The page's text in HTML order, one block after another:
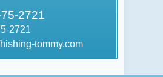
2721
2721
tommy.com